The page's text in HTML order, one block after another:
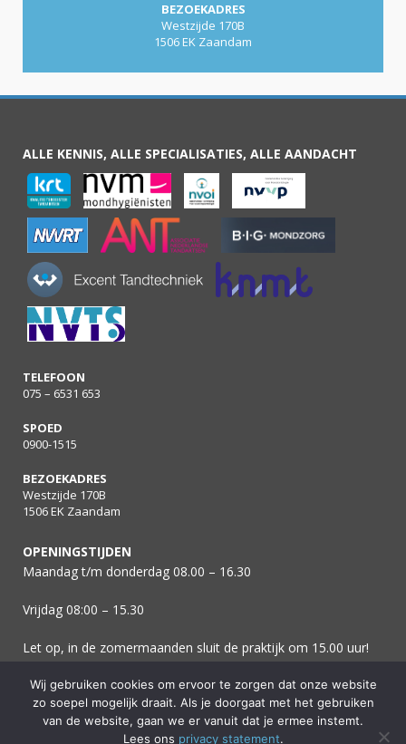
BEZOEKADRES
Westzijde 170B
1506 EK Zaandam
ALLE KENNIS, ALLE SPECIALISATIES, ALLE AANDACHT
TELEFOON
075 – 6531 653
SPOED
0900-1515
BEZOEKADRES
Westzijde 170B
1506 EK Zaandam
OPENINGSTIJDEN
Maandag t/m donderdag 08.00 – 16.30
Vrijdag 08:00 – 15.30
Let op, in de zomermaanden sluit de praktijk om 15.00 uur!
Wij gebruiken cookies om ervoor te zorgen dat onze website
zo soepel mogelijk draait. Als je doorgaat met het gebruiken
van de website, gaan we er vanuit dat je ermee instemt.
Lees ons privacy statement.